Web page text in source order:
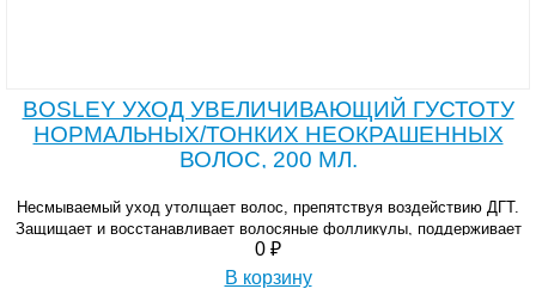
BOSLEY УХОД УВЕЛИЧИВАЮЩИЙ ГУСТОТУ
НОРМАЛЬНЫХ/ТОНКИХ НЕОКРАШЕННЫХ
ВОЛОС, 200 МЛ.
Несмываемый уход утолщает волос, препятствуя воздействию ДГТ.
Защищает и восстанавливает волосяные фолликулы, поддерживает
здоровое функционирование волос.
0 ₽
В корзину